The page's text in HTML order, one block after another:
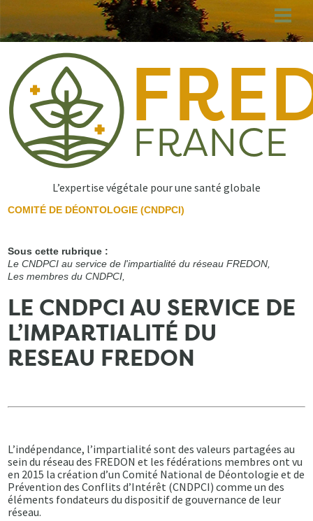
au
principal
L’expertise végétale pour une santé globale
COMITÉ DE DÉONTOLOGIE (CNDPCI)
Sous cette rubrique :
Le CNDPCI au service de l'impartialité du réseau FREDON,
Les membres du CNDPCI,
LE CNDPCI AU SERVICE DE
L’IMPARTIALITÉ DU
RESEAU FREDON
L’indépendance, l’impartialité sont des valeurs partagées au
sein du réseau des FREDON et les fédérations membres ont vu
en 2015 la création d’un Comité National de Déontologie et de
Prévention des Conflits d’Intérêt (CNDPCI) comme un des
éléments fondateurs du dispositif de gouvernance de leur
réseau.